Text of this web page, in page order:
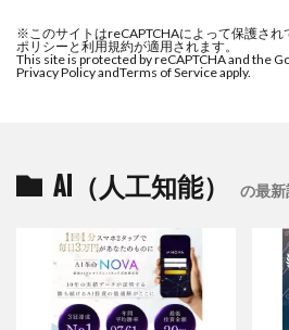
※このサイトはreCAPTCHAによって保護され
ポリシーと利用規約が適用されます。
This site is protected by reCAPTCHA and the
Privacy Policy andTerms of Service apply.
AI（人工知能） の最